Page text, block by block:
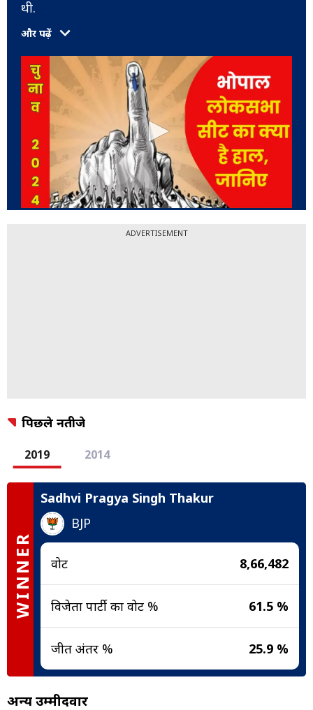
थी.
और पढ़ें
ADVERTISEMENT
पिछले नतीजे
2019 2014
WINNER
Sadhvi Pragya Singh Thakur
BJP
वोट 8,66,482
विजेता पार्टी का वोट % 61.5 %
जीत अंतर % 25.9 %
अन्य उम्मीदवार